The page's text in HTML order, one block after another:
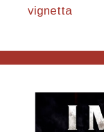
vignetta